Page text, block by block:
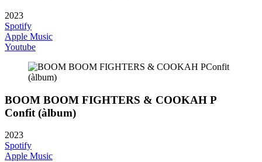
2023
Spotify
Apple Music
Youtube
BOOM BOOM FIGHTERS & COOKAH P
Confit (àlbum)
2023
Spotify
Apple Music